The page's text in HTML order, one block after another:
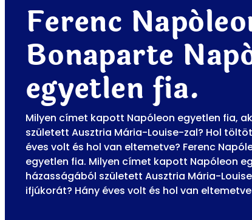
Ferenc
Bonaparte
egyetlen fia.
Milyen címet kapott Napóleon egyetlen fia,
született Ausztria Mária-Louise-zal? Hol
éves volt és hol van eltemetve? Ferenc
egyetlen fia. Milyen címet kapott Napóleon
házasságából született Ausztria Mária-
ifjúkorát? Hány éves volt és hol van